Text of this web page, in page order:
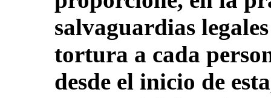
salvaguardias
tortura a cada
desde el inicio de